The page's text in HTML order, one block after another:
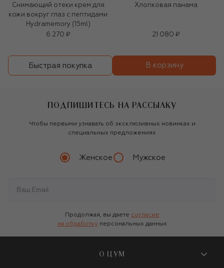
Снимающий отеки крем для
кожи вокруг глаз c пептидами
Hydramemory (15ml)
6 270 ₽
Хлопковая панама
21 080 ₽
Быстрая покупка В корзину
ПОДПИШИТЕСЬ НА РАССЫЛКУ
Чтобы первыми узнавать об эксклюзивных новинках и
специальных предложениях
Женское Мужское
Продолжая, вы даете согласие
на обработку персональных данных
О ЦУМ